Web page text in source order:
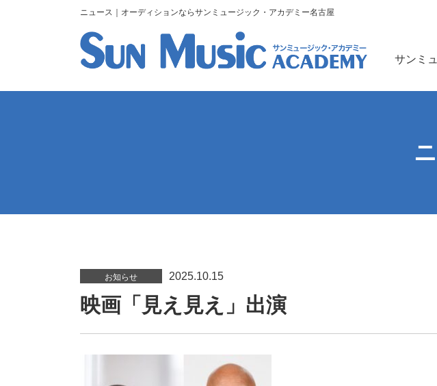
ニュース｜オーディションならサンミュージック・アカデミー名古屋
サンミ
お知らせ 2025.10.15
映画「見え見え」出演